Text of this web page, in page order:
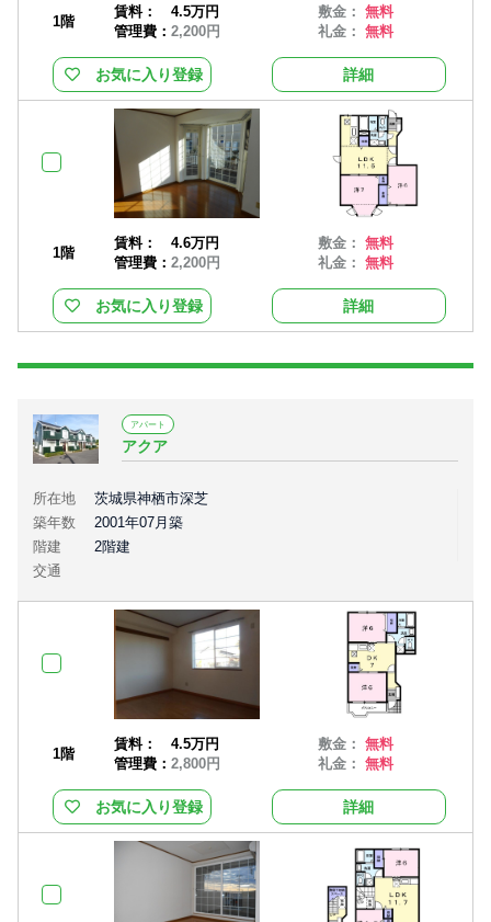
1階
賃料：
4.5万円
管理費： 2,200円
敷金：無料
礼金：無料
お気に入り登録 詳細
1階
賃料：
4.6万円
管理費： 2,200円
敷金：無料
礼金：無料
お気に入り登録 詳細
アパート
アクア
所在地
茨城県神栖市深芝
築年数
2001年07月築
階建
2階建
交通
1階
賃料：
4.5万円
管理費： 2,800円
敷金：無料
礼金：無料
お気に入り登録 詳細